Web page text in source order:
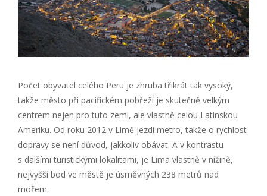
Počet obyvatel celého Peru je zhruba třikrát tak vysoký,
takže město při pacifickém pobřeží je skutečně velkým
centrem nejen pro tuto zemi, ale vlastně celou Latinskou
Ameriku. Od roku 2012 v Limě jezdí metro, takže o rychlost
dopravy se není důvod, jakkoliv obávat. A v kontrastu
s dalšími turistickými lokalitami, je Lima vlastně v nížině,
nejvyšší bod ve městě je úsměvných 238 metrů nad
mořem.